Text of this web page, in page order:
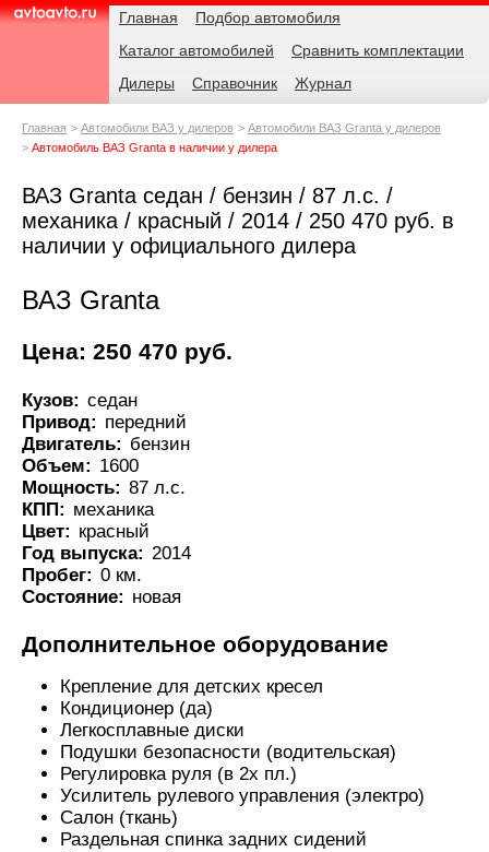
AvtoAvto.ru
Навигация Главная
Подбор автомобиля
Каталог автомобилей
Сравнить комплектации
Дилеры
Справочник Журнал
Родительские
Главная Автомобили ВАЗ у дилеров
Автомобили ВАЗ Granta у дилеров
Автомобиль ВАЗ Granta в наличии у дилера
ВАЗ Granta седан / бензин / 87 л.с. /
механика / красный / 2014 / 250 470 руб. в
наличии у официального дилера
ВАЗ Granta
Цена: 250 470 руб.
Кузов: седан
Привод: передний
Двигатель: бензин
Объем: 1600
Мощность: 87 л.с.
КПП: механика
Цвет: красный
Год выпуска: 2014
Пробег: 0 км.
Состояние: новая
Дополнительное оборудование
Крепление для детских кресел
Кондиционер (да)
Легкосплавные диски
Подушки безопасности (водительская)
Регулировка руля (в 2х пл.)
Усилитель рулевого управления (электро)
Салон (ткань)
Раздельная спинка задних сидений